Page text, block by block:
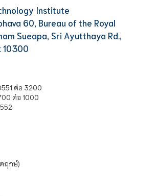
Institute
60, Bureau of the Royal
Sueapa, Sri Ayutthaya Rd.,
10300
ต่อ 3200
ต่อ 1000
ฤกษ์)